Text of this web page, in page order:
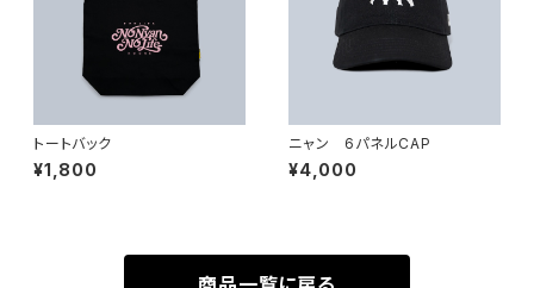
トートバック
¥1,800
ニャン 6パネルCAP
¥4,000